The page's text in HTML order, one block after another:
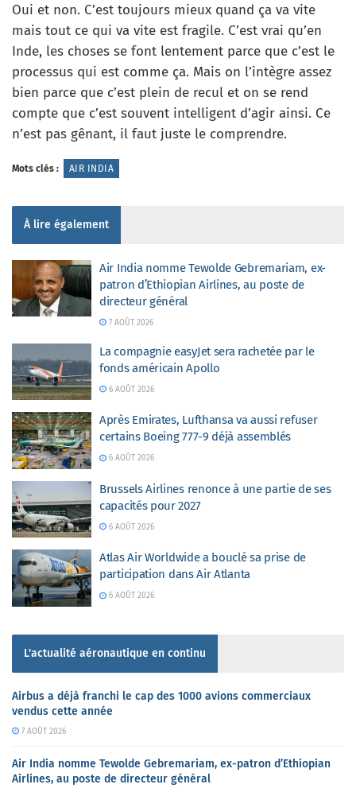
Oui et non. C’est toujours mieux quand ça va vite
mais tout ce qui va vite est fragile. C’est vrai qu’en
Inde, les choses se font lentement parce que c’est le
processus qui est comme ça. Mais on l’intègre assez
bien parce que c’est plein de recul et on se rend
compte que c’est souvent intelligent d’agir ainsi. Ce
n’est pas gênant, il faut juste le comprendre.
Mots clés : AIR INDIA
À lire également
Air India nomme Tewolde Gebremariam, ex-
patron d’Ethiopian Airlines, au poste de
directeur général
7 AOÛT 2026
La compagnie easyJet sera rachetée par le
fonds américain Apollo
6 AOÛT 2026
Après Emirates, Lufthansa va aussi refuser
certains Boeing 777-9 déjà assemblés
6 AOÛT 2026
Brussels Airlines renonce à une partie de ses
capacités pour 2027
6 AOÛT 2026
Atlas Air Worldwide a bouclé sa prise de
participation dans Air Atlanta
6 AOÛT 2026
L'actualité aéronautique en continu
Airbus a déjà franchi le cap des 1000 avions commerciaux
vendus cette année
7 AOÛT 2026
Air India nomme Tewolde Gebremariam, ex-patron d’Ethiopian
Airlines, au poste de directeur général